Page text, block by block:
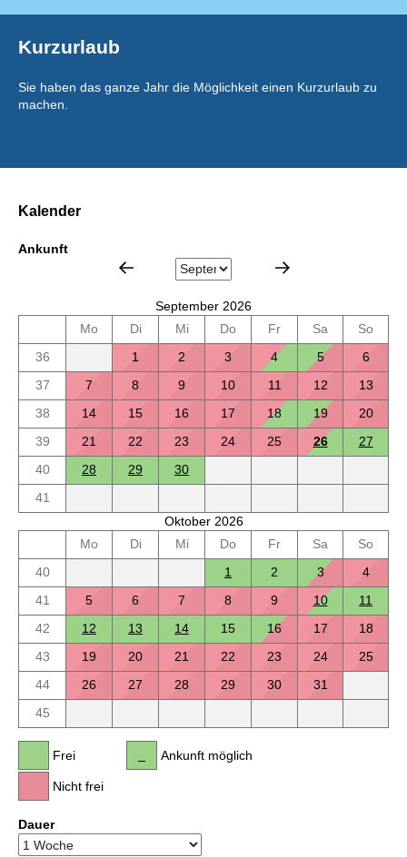
Kurzurlaub
Sie haben das ganze Jahr die Möglichkeit einen Kurzurlaub zu
machen.
Kalender
Ankunft
September 2026
Mo
Di Mi Do Fr Sa
So
36
1 2 3 4 5
6
37
7 8 9 10 11 12
13
38
14 15 16 17 18 19
20
39
21 22 23 24 25 26
27
40
28 29
30
41
Oktober 2026
Mo
Di Mi Do Fr Sa
So
40
1 2 3
4
41
5 6 7 8 9 10
11
42
12 13 14 15 16 17
18
43
19 20 21 22 23 24
25
44
26 27 28 29 30
31
45
Frei
Nicht frei
Ankunft möglich
Dauer